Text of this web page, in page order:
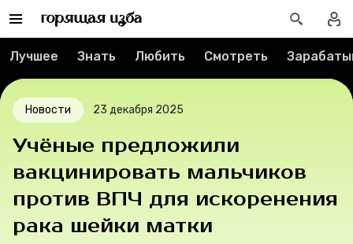
Спецпроекты
Контакты
О проекте
Мерч
О компании
Лучшее Знать Любить Смотреть
Новости 23 декабря 2025
Учёные предложили
вакцинировать мальчиков
против ВПЧ для искоренения
рака шейки матки